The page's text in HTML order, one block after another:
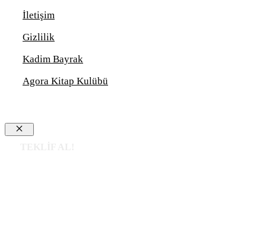
İletişim
Gizlilik
Kadim Bayrak
Agora Kitap Kulübü
Close